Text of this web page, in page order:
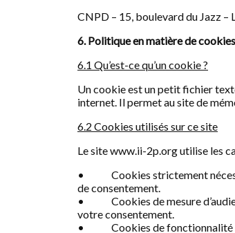
CNPD – 15, boulevard du Jazz
6. Politique en matière de cookies
6.1 Qu’est-ce qu’un cookie ?
Un cookie est un petit fichier
internet. Il permet au site de
6.2 Cookies utilisés sur ce site
Le site www.ii-2p.org utilise les
• Cookies strictement
de consentement.
• Cookies de mesure
votre consentement.
• Cookies de fonctionnalité :